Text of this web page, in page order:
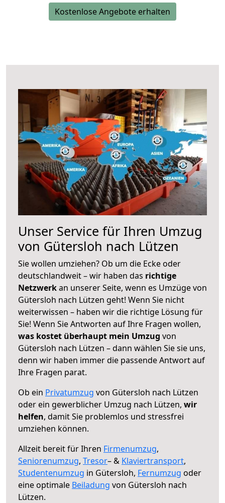
Kostenlose Angebote erhalten
Unser Service für Ihren Umzug
von Gütersloh nach Lützen
Sie wollen umziehen? Ob um die Ecke oder
deutschlandweit – wir haben das richtige
Netzwerkan unserer Seite, wenn es Umzüge von
Gütersloh nach Lützen geht! Wenn Sie nicht
weiterwissen – haben wir die richtige Lösung für
Sie! Wenn Sie Antworten auf Ihre Fragen wollen,
was kostet überhaupt mein Umzug von
Gütersloh nach Lützen – dann wählen Sie sie uns,
denn wir haben immer die passende Antwort auf
Ihre Fragen parat.
Ob ein Privatumzug von Gütersloh nach Lützen
oder ein gewerblicher Umzug nach Lützen, wir
helfen, damit Sie problemlos und stressfrei
umziehen können.
Allzeit bereit für Ihren Firmenumzug,
Seniorenumzug, Tresor– & Klaviertransport,
Studentenumzug in Gütersloh, Fernumzug oder
eine optimale Beiladung von Gütersloh nach
Lützen.